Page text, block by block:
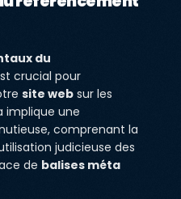
du
crucial pour
site websur les
implique une
comprenant la
judicieuse des
de balises méta